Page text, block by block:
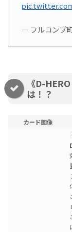
— フルコンプ
《D-
は！？
カード画像